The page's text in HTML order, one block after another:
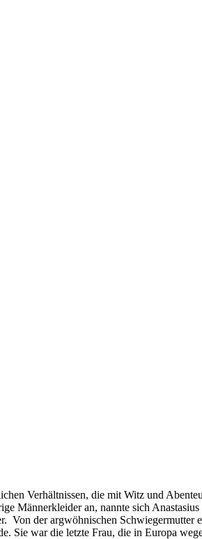
Verhältnissen, die mit Witz und
Männerkleider an, nannte sich
Von der argwöhnischen
Sie war die letzte Frau, die in Europa